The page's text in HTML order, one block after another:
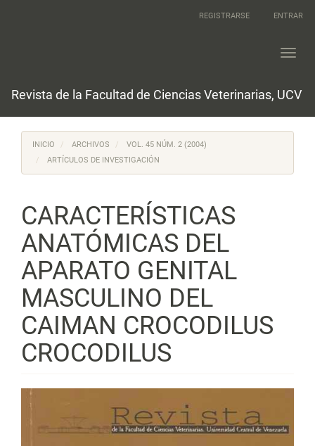
REGISTRARSE ENTRAR
Revista de la Facultad de Ciencias Veterinarias, UCV
INICIO ARCHIVOS
VOL. 45 NÚM. 2 (2004)
ARTÍCULOS DE INVESTIGACIÓN
CARACTERÍSTICAS
ANATÓMICAS DEL
APARATO GENITAL
MASCULINO DEL
CAIMAN CROCODILUS
CROCODILUS
Barra
lateral